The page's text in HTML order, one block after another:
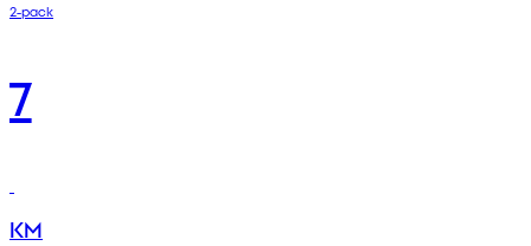
2-pack
7
KM